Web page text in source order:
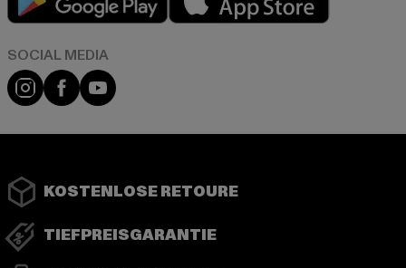
Instagram
FacebookYouTube
KOSTENLOSE RETOURE
TIEFPREISGARANTIE